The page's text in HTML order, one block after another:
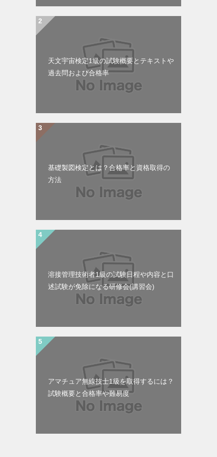
天文宇宙検定1級の試験概要とテキストや
過去問および合格率
基礎製図検定とは？合格率と資格取得の
方法
溶接管理技術者1級の試験日程や内容と口
述試験が免除になる研修会(講習会)
アマチュア無線技士1級を取得するには？
試験概要と合格率や難易度